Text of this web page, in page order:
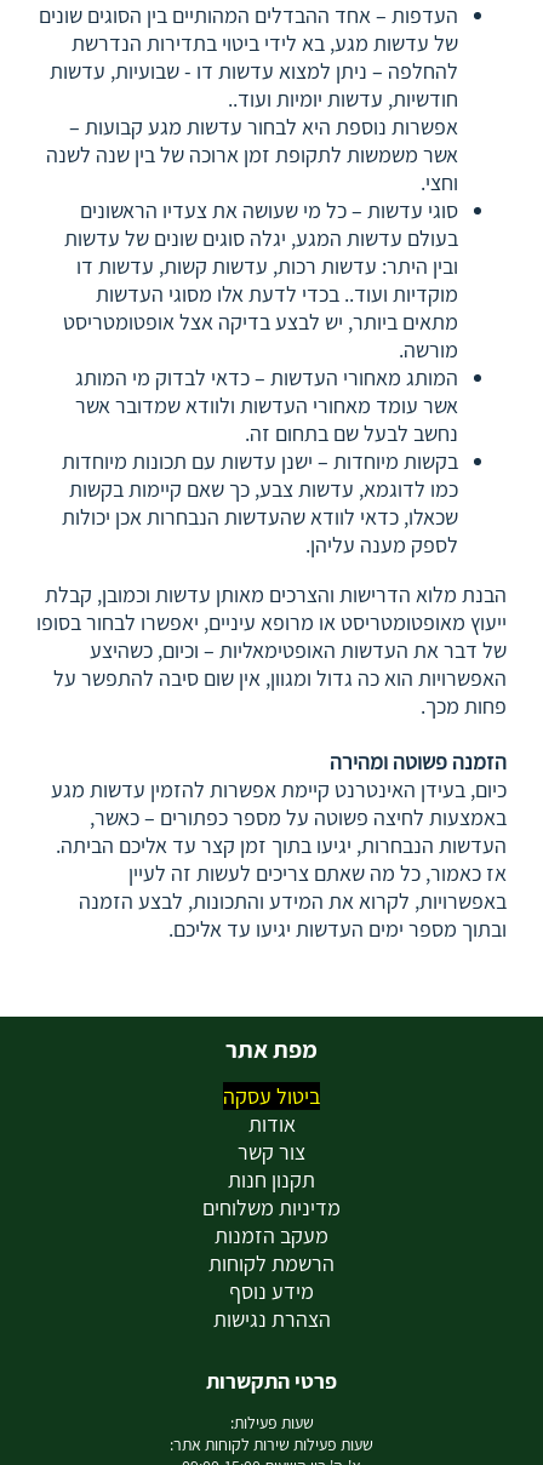
העדפות – אחד ההבדלים המהותיים בין הסוגים שונים
של עדשות מגע, בא לידי ביטוי בתדירות הנדרשת
להחלפה – ניתן למצוא עדשות דו - שבועיות, עדשות
חודשיות, עדשות יומיות ועוד..
אפשרות נוספת היא לבחור עדשות מגע קבועות –
אשר משמשות לתקופת זמן ארוכה של בין שנה לשנה
וחצי.
סוגי עדשות – כל מי שעושה את צעדיו הראשונים
בעולם עדשות המגע, יגלה סוגים שונים של עדשות
ובין היתר: עדשות רכות, עדשות קשות, עדשות דו
מוקדיות ועוד.. בכדי לדעת אלו מסוגי העדשות
מתאים ביותר, יש לבצע בדיקה אצל אופטומטריסט
מורשה.
המותג מאחורי העדשות – כדאי לבדוק מי המותג
אשר עומד מאחורי העדשות ולוודא שמדובר אשר
נחשב לבעל שם בתחום זה.
בקשות מיוחדות – ישנן עדשות עם תכונות מיוחדות
כמו לדוגמא, עדשות צבע, כך שאם קיימות בקשות
שכאלו, כדאי לוודא שהעדשות הנבחרות אכן יכולות
לספק מענה עליהן.
הבנת מלוא הדרישות והצרכים מאותן עדשות וכמובן, קבלת
ייעוץ מאופטומטריסט או מרופא עיניים, יאפשרו לבחור בסופו
של דבר את העדשות האופטימאליות – וכיום, כשהיצע
האפשרויות הוא כה גדול ומגוון, אין שום סיבה להתפשר על
פחות מכך.
הזמנה פשוטה ומהירה
כיום, בעידן האינטרנט קיימת אפשרות להזמין עדשות מגע
באמצעות לחיצה פשוטה על מספר כפתורים – כאשר,
העדשות הנבחרות, יגיעו בתוך זמן קצר עד אליכם הביתה.
אז כאמור, כל מה שאתם צריכים לעשות זה לעיין
באפשרויות, לקרוא את המידע והתכונות, לבצע הזמנה
ובתוך מספר ימים העדשות יגיעו עד אליכם.
מפת אתר
ביטול עסקה
אודות
צור קשר
תקנון חנות
מדיניות משלוחים
מעקב הזמנות
הרשמת לקוחות
מידע נוסף
הצהרת נגישות
פרטי התקשרות
שעות פעילות:
שעות פעילות שירות לקוחות אתר: